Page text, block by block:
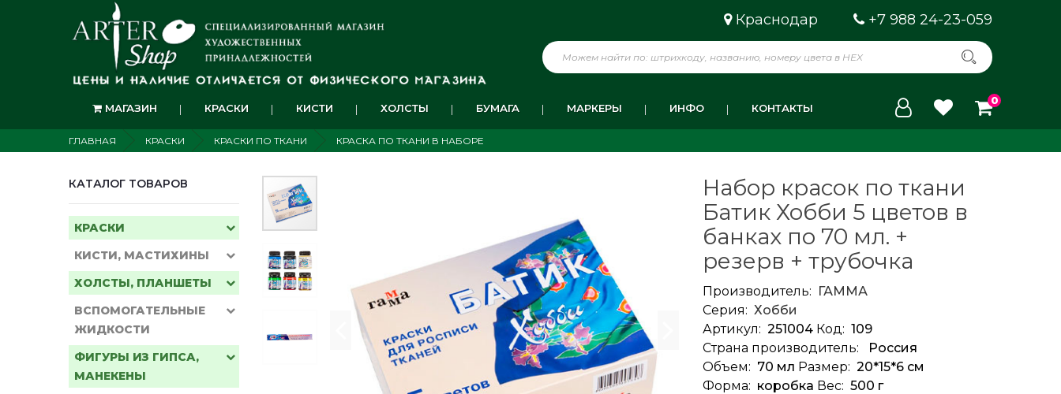
Краснодар +7 988 24-23-059
МАГАЗИН КРАСКИ КИСТИ ХОЛСТЫ БУМАГА МАРКЕРЫ ИНФО КОНТАКТЫ
0
ГЛАВНАЯ КРАСКИ КРАСКИ ПО ТКАНИ КРАСКА ПО ТКАНИ В НАБОРЕ
КАТАЛОГ ТОВАРОВ
КРАСКИ
КИСТИ, МАСТИХИНЫ
ХОЛСТЫ, ПЛАНШЕТЫ
ВСПОМОГАТЕЛЬНЫЕ
ЖИДКОСТИ
ФИГУРЫ ИЗ ГИПСА,
МАНЕКЕНЫ
Набор красок по ткани
Батик Хобби 5 цветов в
банках по 70 мл. +
резерв + трубочка
Производитель: ГАММА
Серия: Хобби
Артикул: 251004Код: 109
Страна производитель:
Россия
Объем: 70 мл Размер: 20*15*6 см
Форма: коробка Вес: 500 г